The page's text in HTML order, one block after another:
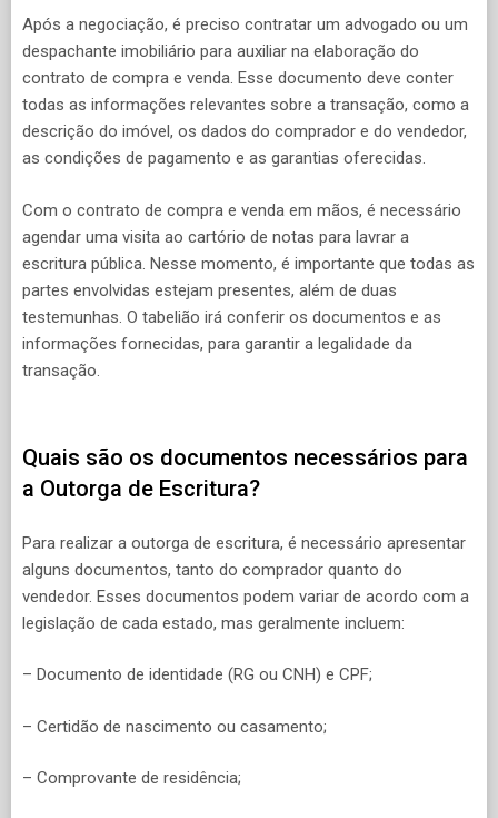
Após a negociação, é preciso contratar um advogado ou um
despachante imobiliário para auxiliar na elaboração do
contrato de compra e venda. Esse documento deve conter
todas as informações relevantes sobre a transação, como a
descrição do imóvel, os dados do comprador e do vendedor,
as condições de pagamento e as garantias oferecidas.
Com o contrato de compra e venda em mãos, é necessário
agendar uma visita ao cartório de notas para lavrar a
escritura pública. Nesse momento, é importante que todas as
partes envolvidas estejam presentes, além de duas
testemunhas. O tabelião irá conferir os documentos e as
informações fornecidas, para garantir a legalidade da
transação.
Quais são os documentos necessários para
a Outorga de Escritura?
Para realizar a outorga de escritura, é necessário apresentar
alguns documentos, tanto do comprador quanto do
vendedor. Esses documentos podem variar de acordo com a
legislação de cada estado, mas geralmente incluem:
– Documento de identidade (RG ou CNH) e CPF;
– Certidão de nascimento ou casamento;
– Comprovante de residência;